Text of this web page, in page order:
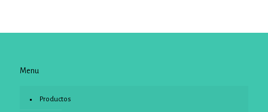
Menu
Productos